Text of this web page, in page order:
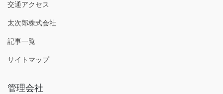
交通アクセス
太次郎株式会社
記事一覧
サイトマップ
管理会社